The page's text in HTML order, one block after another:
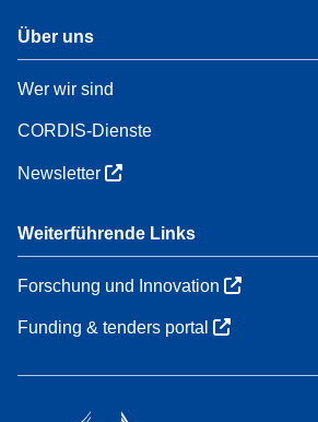
Über uns
Wer wir sind
CORDIS-Dienste
Newsletter
Weiterführende Links
Forschung und Innovation
Funding & tenders portal